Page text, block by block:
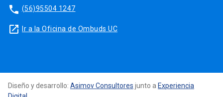
phone (56)95504 1247
launch Ir a la Oficina de Ombuds UC
Diseño y desarrollo: Asimov Consultores junto a Experiencia